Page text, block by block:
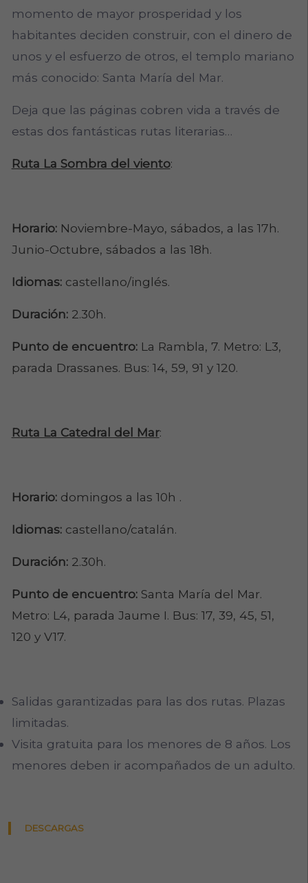
momento de mayor prosperidad y los
habitantes deciden construir, con el dinero de
unos y el esfuerzo de otros, el templo mariano
más conocido: Santa María del Mar.
Deja que las páginas cobren vida a través de
estas dos fantásticas rutas literarias…
Ruta La Sombra del viento:
Horario:Noviembre-Mayo, sábados, a las 17h.
Junio-Octubre, sábados a las 18h.
Idiomas:castellano/inglés.
Duración:2.30h.
Punto de encuentro:La Rambla, 7. Metro: L3,
parada Drassanes. Bus: 14, 59, 91 y 120.
Ruta La Catedral del Mar:
Horario:domingos a las 10h .
Idiomas:castellano/catalán.
Duración:2.30h.
Punto de encuentro:Santa María del Mar.
Metro: L4, parada Jaume I. Bus: 17, 39, 45, 51,
120 y V17.
Salidas garantizadas para las dos rutas. Plazas
limitadas.
Visita gratuita para los menores de 8 años. Los
menores deben ir acompañados de un adulto.
DESCARGAS